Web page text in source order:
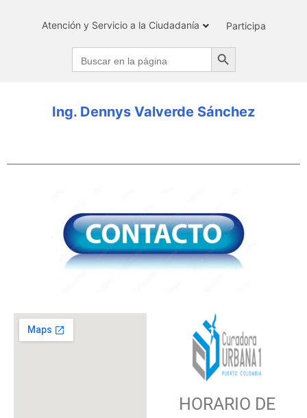
Atención y Servicio a la Ciudadanía Participa
Search
for:
Search Button
Ing. Dennys Valverde Sánchez
HORARIO DE